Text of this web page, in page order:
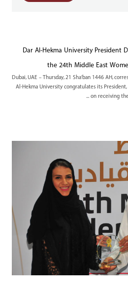
Dar Al-Hekma University President
the 24th Middle East
Dubai, UAE – Thursday, 21 Sha’ban 1446 AH,
Al-Hekma University congratulates its
on receiving